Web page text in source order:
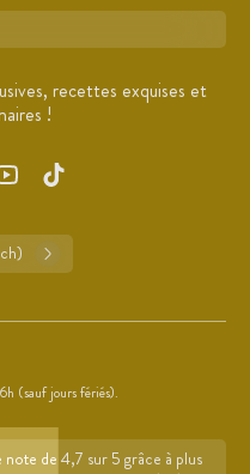
recettes exquises et
!
(sauf jours fériés).
de 4,7 sur 5 grâce à plus